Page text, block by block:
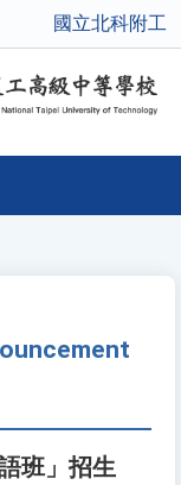
國立北科附工
班」招生